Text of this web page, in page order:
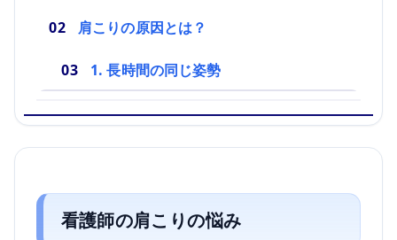
肩こりの原因とは？
1. 長時間の同じ姿勢
看護師の肩こりの悩み